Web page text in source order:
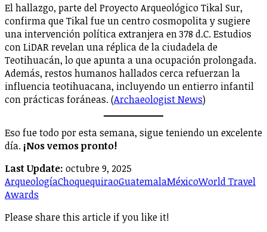
El hallazgo, parte del Proyecto Arqueológico Tikal Sur,
confirma que Tikal fue un centro cosmopolita y sugiere
una intervención política extranjera en 378 d.C. Estudios
con LiDAR revelan una réplica de la ciudadela de
Teotihuacán, lo que apunta a una ocupación prolongada.
Además, restos humanos hallados cerca refuerzan la
influencia teotihuacana, incluyendo un entierro infantil
con prácticas foráneas. (Archaeologist News)
Eso fue todo por esta semana, sigue teniendo un excelente
día. ¡Nos vemos pronto!
Last Update: octubre 9, 2025
ArqueologíaChoquequiraoGuatemalaMéxicoWorld Travel
Awards
Please share this article if you like it!